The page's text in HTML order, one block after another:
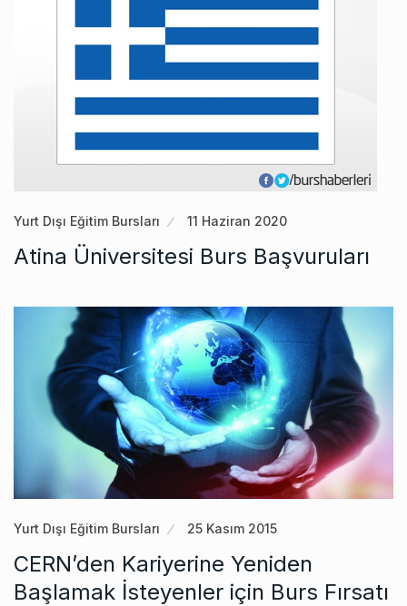
Yurt Dışı Eğitim Bursları 11 Haziran 2020
Atina Üniversitesi Burs Başvuruları
Yurt Dışı Eğitim Bursları 25 Kasım 2015
CERN’den Kariyerine Yeniden
Başlamak İsteyenler için Burs Fırsatı